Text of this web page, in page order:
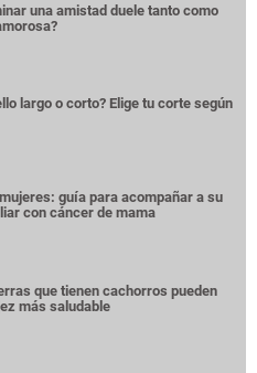
una amistad duele tanto como
largo o corto? Elige tu corte según
guía para acompañar a su
con cáncer de mama
que tienen cachorros pueden
más saludable